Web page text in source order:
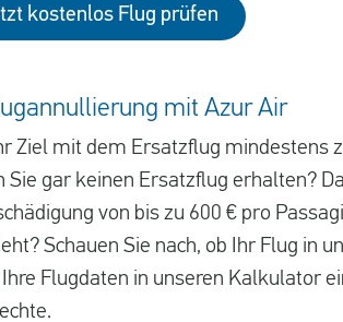
kostenlos Flug prüfen
mit Azur Air
Ziel mit dem Ersatzflug mindestens
gar keinen Ersatzflug erhalten?
von bis zu 600 € pro
Schauen Sie nach, ob Ihr Flug in
Flugdaten in unseren Kalkulator